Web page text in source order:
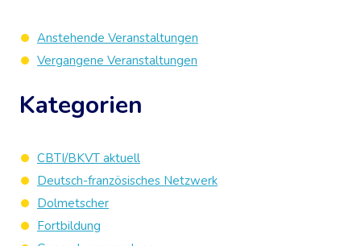
Anstehende Veranstaltungen
Vergangene Veranstaltungen
Kategorien
CBTI/BKVT aktuell
Deutsch-französisches Netzwerk
Dolmetscher
Fortbildung